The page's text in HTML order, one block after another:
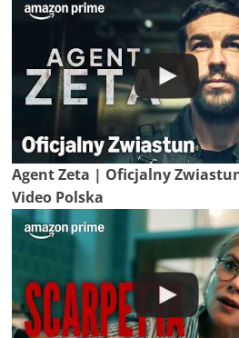
Agent Zeta | Oficjalny
Video Polska